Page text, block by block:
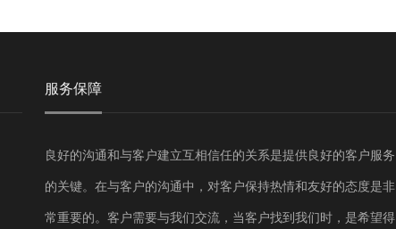
服务保障
良好的沟通和与客户建立互相信任的关系是提供良好的客户服务
的关键。在与客户的沟通中，对客户保持热情和友好的态度是非
常重要的。客户需要与我们交流，当客户找到我们时，是希望得